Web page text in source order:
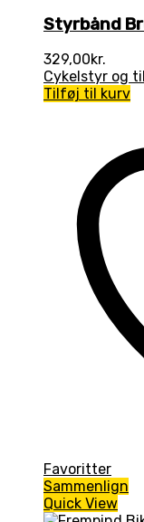
Styrbånd
329,00kr.
Cykelstyr og
Tilføj til kurv
Favoritter
Sammenlign
Quick View